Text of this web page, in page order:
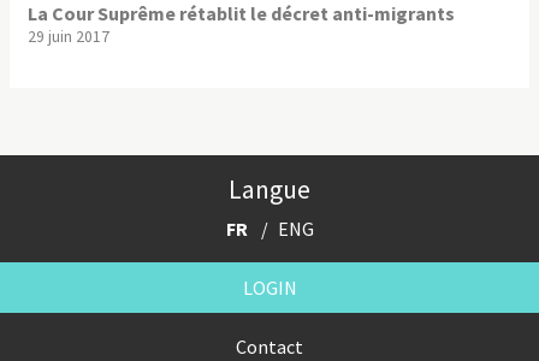
La Cour Suprême rétablit le décret anti-migrants
29 juin 2017
Langue
FR ENG
LOGIN
Contact